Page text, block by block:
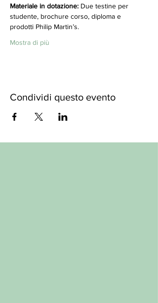
Materiale in dotazione: Due testine per
studente, brochure corso, diploma e
prodotti Philip Martin’s.
Mostra di più
Condividi questo evento